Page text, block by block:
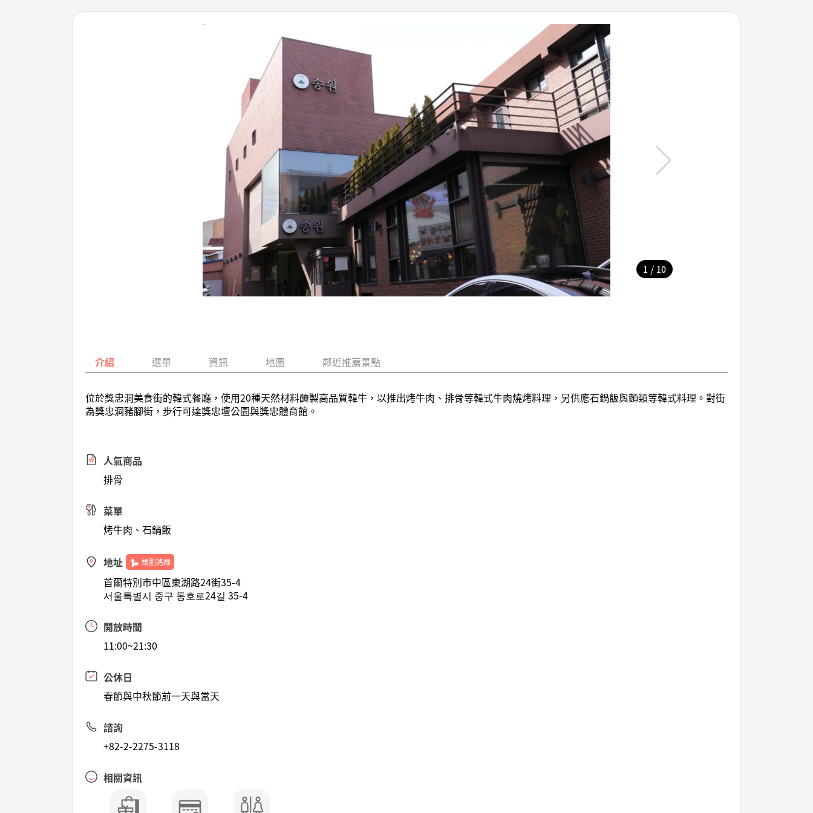
1 / 10
介紹 選單 資訊 地圖 鄰近推薦景點
位於獎忠洞美食街的韓式餐廳，使用20種天然材料醃製高品質韓牛，以推出烤牛肉、排骨等韓式牛肉燒烤料理，另供應石鍋飯與麵類等韓式料理。對街
為獎忠洞豬腳街，步行可達獎忠壇公園與獎忠體育館。
人氣商品
排骨
菜單
烤牛肉、石鍋飯
地址 規劃路線
首爾特別市中區東湖路24街35-4
서울특별시 중구 동호로24길 35-4
開放時間
11:00~21:30
公休日
春節與中秋節前一天與當天
諮詢
+82-2-2275-3118
相關資訊